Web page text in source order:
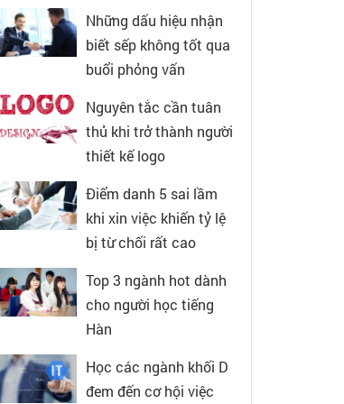
Những dấu hiệu nhận
biết sếp không tốt qua
buổi phỏng vấn
Nguyên tắc cần tuân
thủ khi trở thành người
thiết kế logo
Điểm danh 5 sai lầm
khi xin việc khiến tỷ lệ
bị từ chối rất cao
Top 3 ngành hot dành
cho người học tiếng
Hàn
Học các ngành khối D
đem đến cơ hội việc